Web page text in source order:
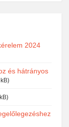
2024
és hátrányos